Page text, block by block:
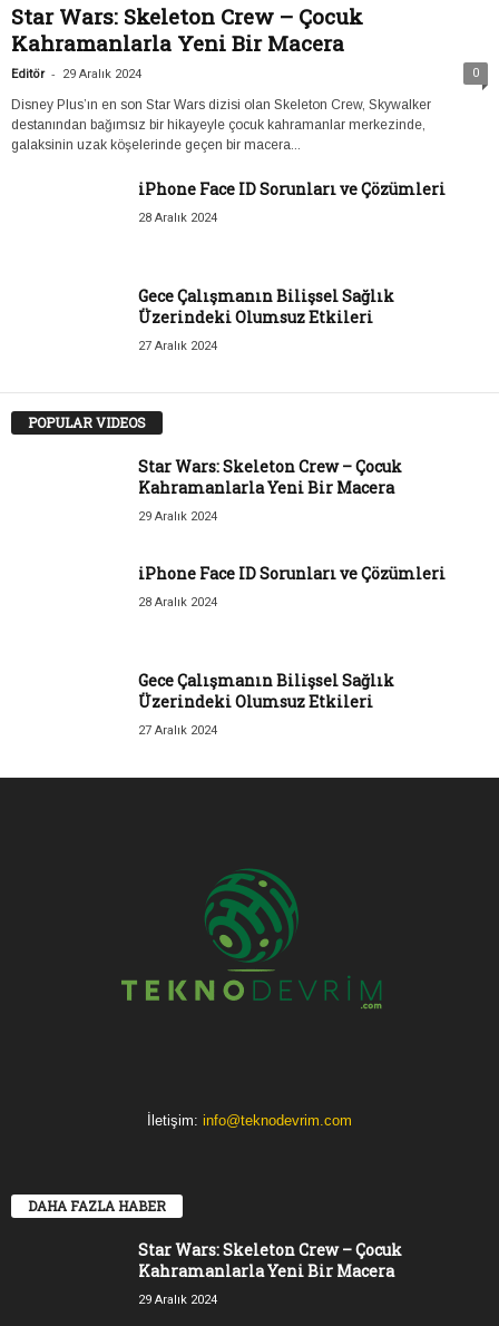
Star Wars: Skeleton Crew – Çocuk
Kahramanlarla Yeni Bir Macera
Editör - 29 Aralık 2024 0
Disney Plus’ın en son Star Wars dizisi olan Skeleton Crew, Skywalker
destanından bağımsız bir hikayeyle çocuk kahramanlar merkezinde,
galaksinin uzak köşelerinde geçen bir macera...
iPhone Face ID Sorunları ve Çözümleri
28 Aralık 2024
Gece Çalışmanın Bilişsel Sağlık
Üzerindeki Olumsuz Etkileri
27 Aralık 2024
POPULAR VIDEOS
Star Wars: Skeleton Crew – Çocuk
Kahramanlarla Yeni Bir Macera
29 Aralık 2024
iPhone Face ID Sorunları ve Çözümleri
28 Aralık 2024
Gece Çalışmanın Bilişsel Sağlık
Üzerindeki Olumsuz Etkileri
27 Aralık 2024
İletişim: info@teknodevrim.com
DAHA FAZLA HABER
Star Wars: Skeleton Crew – Çocuk
Kahramanlarla Yeni Bir Macera
29 Aralık 2024